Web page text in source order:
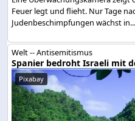
Feuer legt und flieht. Nur Tage
Judenbeschimpfungen wächst in...
Welt -- Antisemitismus
Spanier bedroht Israeli mit
Pixabay